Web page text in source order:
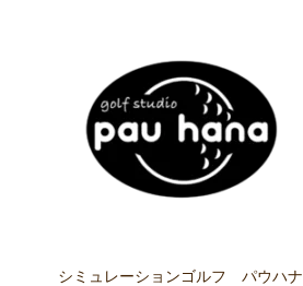
シミュレーションゴルフ パウハナ